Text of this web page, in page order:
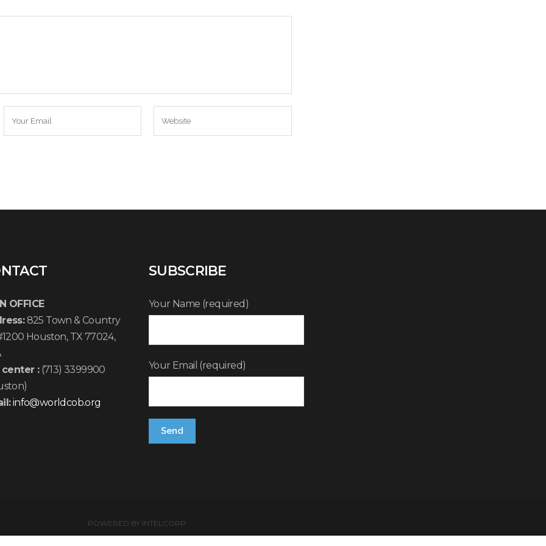
OFFICE
825 Town & Country
Houston, TX 77024,
center :(713) 3399900
info@worldcob.org
SUBSCRIBE
Your Name (required)
Your Email (required)
POWERED BY INTELCORP